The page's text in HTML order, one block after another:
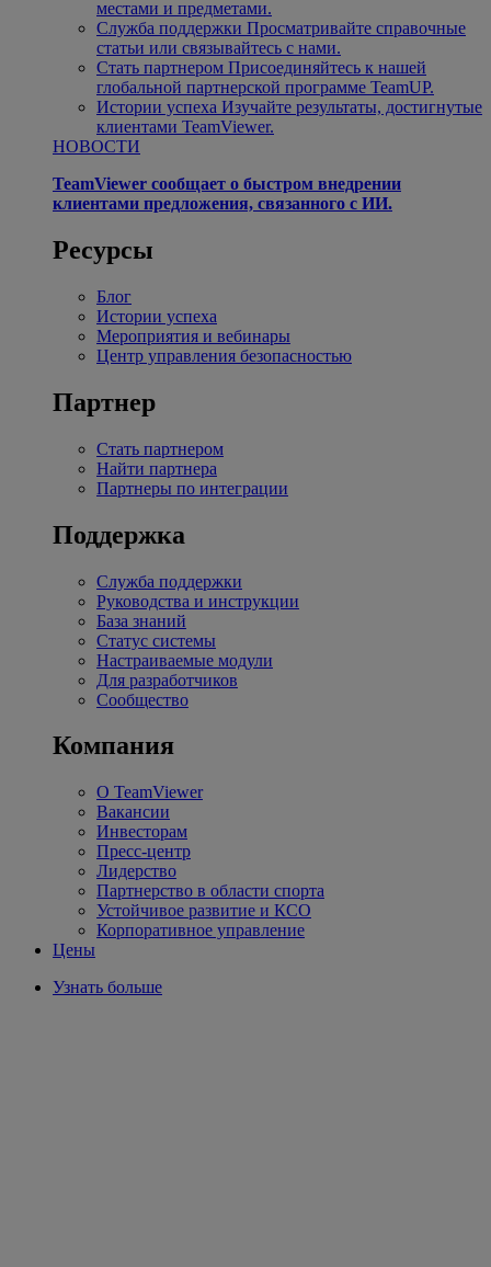
местами и предметами.
Служба поддержки Просматривайте справочные
статьи или связывайтесь с нами.
Стать партнером Присоединяйтесь к нашей
глобальной партнерской программе TeamUP.
Истории успеха Изучайте результаты, достигнутые
клиентами TeamViewer.
НОВОСТИ
TeamViewer сообщает о быстром внедрении
клиентами предложения, связанного с ИИ.
Ресурсы
Блог
Истории успеха
Мероприятия и вебинары
Центр управления безопасностью
Партнер
Стать партнером
Найти партнера
Партнеры по интеграции
Поддержка
Служба поддержки
Руководства и инструкции
База знаний
Статус системы
Настраиваемые модули
Для разработчиков
Сообщество
Компания
О TeamViewer
Вакансии
Инвесторам
Пресс-центр
Лидерство
Партнерство в области спорта
Устойчивое развитие и КСО
Корпоративное управление
Цены
Узнать больше